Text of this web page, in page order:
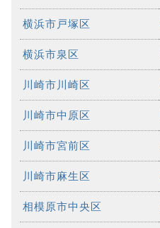
横浜市戸塚区
横浜市泉区
川崎市川崎区
川崎市中原区
川崎市宮前区
川崎市麻生区
相模原市中央区